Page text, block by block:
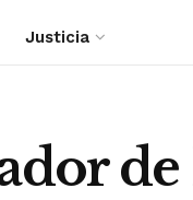
Justicia